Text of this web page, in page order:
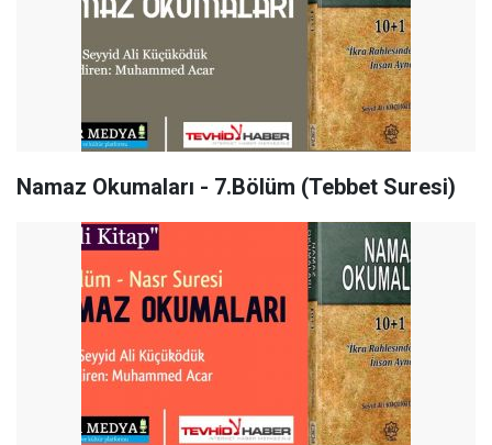
Namaz Okumaları - 7.Bölüm (Tebbet Suresi)